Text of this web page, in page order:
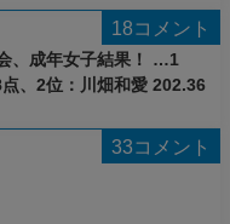
18コメント
、成年女子結果！ …1
、2位：川畑和愛 202.36
33コメント